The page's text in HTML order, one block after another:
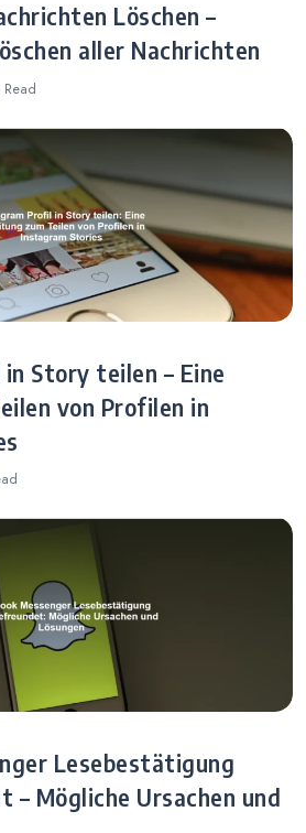
Löschen –
aller Nachrichten
Read
Story teilen – Eine
von Profilen in
Lesebestätigung
– Mögliche Ursachen und